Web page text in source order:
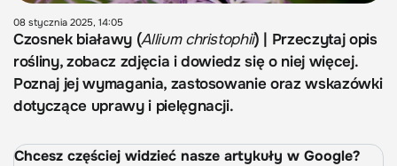
08 stycznia 2025, 14:05
Czosnek białawy (Allium christophii) | Przeczytaj opis
rośliny, zobacz zdjęcia i dowiedz się o niej więcej.
Poznaj jej wymagania, zastosowanie oraz wskazówki
dotyczące uprawy i pielęgnacji.
Chcesz częściej widzieć nasze artykuły w Google?